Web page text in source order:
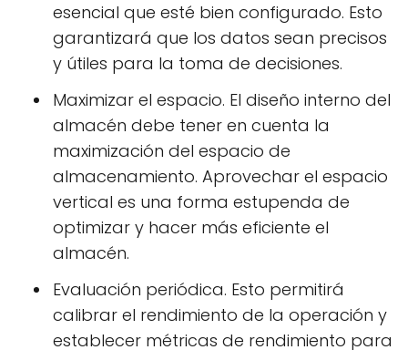
esencial que esté bien configurado. Esto
garantizará que los datos sean precisos
y útiles para la toma de decisiones.
Maximizar el espacio. El diseño interno del
almacén debe tener en cuenta la
maximización del espacio de
almacenamiento. Aprovechar el espacio
vertical es una forma estupenda de
optimizar y hacer más eficiente el
almacén.
Evaluación periódica. Esto permitirá
calibrar el rendimiento de la operación y
establecer métricas de rendimiento para